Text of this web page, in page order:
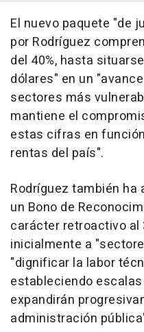
El nuevo paquete "de
por Rodríguez
del 40%, hasta
dólares" en un
sectores más
mantiene el
estas cifras en
rentas del país".
Rodríguez también ha
un Bono de
carácter retroactivo al
inicialmente a
"dignificar la labor
estableciendo
expandirán
administración